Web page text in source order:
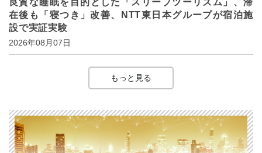
在後も「寝つき」改善、NTT東日本グループが宿泊施
設で実証実験
2026年08月07日
もっと見る